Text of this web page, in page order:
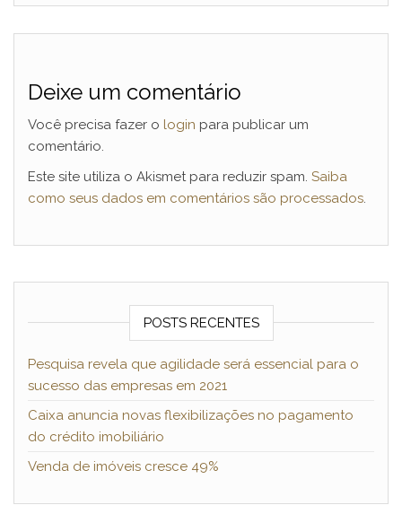
Deixe um comentário
Você precisa fazer o login para publicar um
comentário.
Este site utiliza o Akismet para reduzir spam. Saiba
como seus dados em comentários são processados.
POSTS RECENTES
Pesquisa revela que agilidade será essencial para o
sucesso das empresas em 2021
Caixa anuncia novas flexibilizações no pagamento
do crédito imobiliário
Venda de imóveis cresce 49%